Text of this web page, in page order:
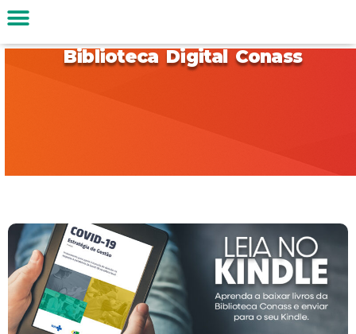
Biblioteca Digital Conass